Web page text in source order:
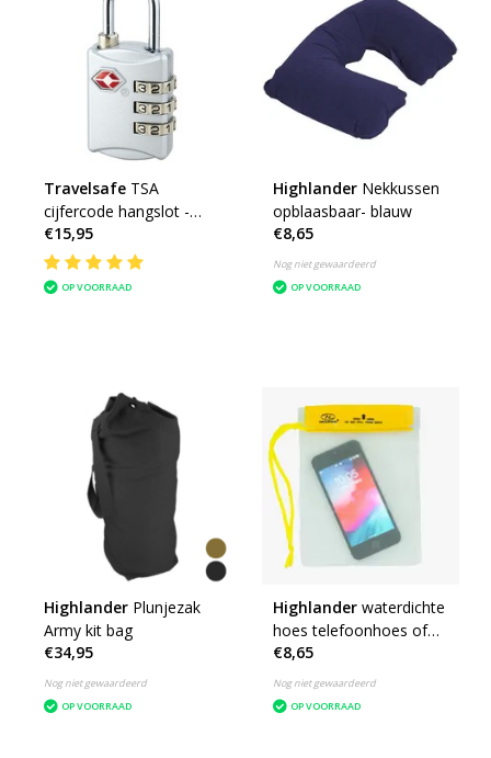
Travelsafe TSA
cijfercode hangslot -
zilver
€15,95
OP VOORRAAD
Highlander Nekkussen
opblaasbaar- blauw
€8,65
Nog niet gewaardeerd
OP VOORRAAD
Highlander Plunjezak
Army kit bag
€34,95
Nog niet gewaardeerd
OP VOORRAAD
Highlander waterdichte
hoes telefoonhoes of
camerahoes
€8,65
Nog niet gewaardeerd
OP VOORRAAD